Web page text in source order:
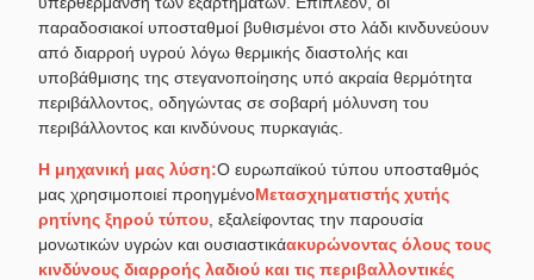
παραδοσιακοί υποσταθμοί βυθισμένοι στο λάδι κινδυνεύουν
από διαρροή υγρού λόγω θερμικής διαστολής και
υποβάθμισης της στεγανοποίησης υπό ακραία θερμότητα
περιβάλλοντος, οδηγώντας σε σοβαρή μόλυνση του
περιβάλλοντος και κινδύνους πυρκαγιάς.
Η μηχανική μας λύση:Ο ευρωπαϊκού τύπου υποσταθμός
μας χρησιμοποιεί προηγμένοΜετασχηματιστής χυτής
ρητίνης ξηρού τύπου , εξαλείφοντας την παρουσία
μονωτικών υγρών και ουσιαστικάακυρώνοντας όλους τους
κινδύνους διαρροής λαδιού και τις περιβαλλοντικές